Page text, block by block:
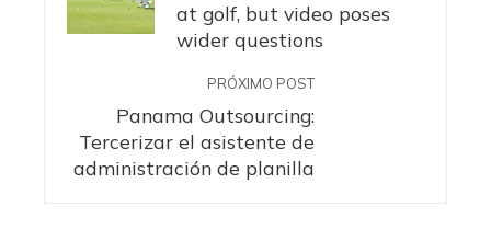
at golf, but video poses
wider questions
PRÓXIMO POST
Panama Outsourcing:
Tercerizar el asistente de
administración de planilla